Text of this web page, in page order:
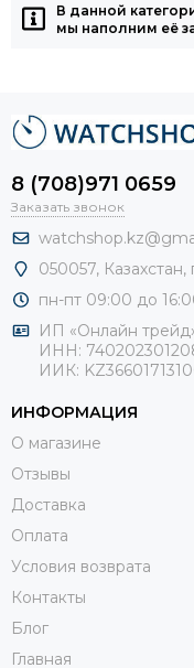
В данной
мы наполним её
8 (708)971 0659
Заказать звонок
050057, Казахстан,
пн-пт 09:00 до
ИП «Онлайн
ИНН:
ИИК:
ИНФОРМАЦИЯ
О магазине
Отзывы
Доставка
Оплата
Условия возврата
Контакты
Блог
Главная